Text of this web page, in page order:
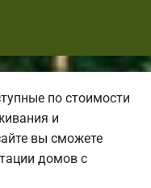
по стоимости
и
вы сможете
домов с